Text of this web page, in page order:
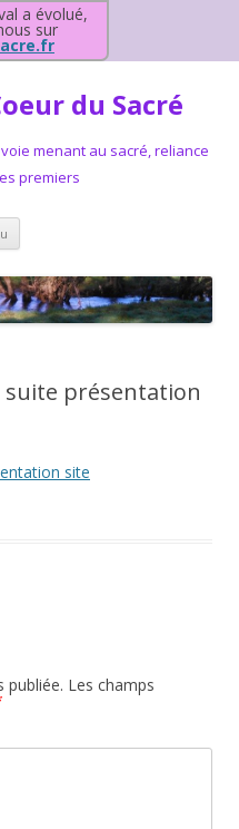
a évolué,
sur
du Sacré
menant au sacré, reliance
premiers
Aller au contenu principal
suite présentation
site
publiée. Les champs